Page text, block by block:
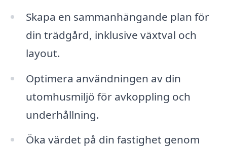
Skapa en sammanhängande plan för
din trädgård, inklusive växtval och
layout.
Optimera användningen av din
utomhusmiljö för avkoppling och
underhållning.
Öka värdet på din fastighet genom